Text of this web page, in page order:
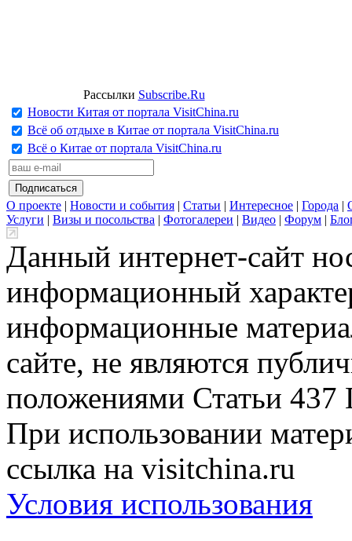
Рассылки Subscribe.Ru
Новости Китая от портала VisitChina.ru
Всё об отдыхе в Китае от портала VisitChina.ru
Всё о Китае от портала VisitChina.ru
О проекте | Новости и события | Статьи | Интересное | Города |
Услуги | Визы и посольства | Фотогалереи | Видео | Форум |
Данный интернет-сайт
информационный
информационные
сайте, не являются
положениями Статьи 437
При использовании
ссылка на visitchina.ru
Условия использования